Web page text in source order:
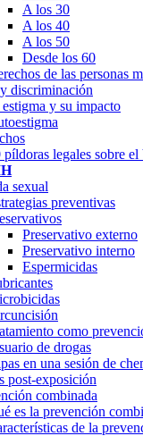
A los 30
A los 40
A los 50
Desde los 60
de las personas
discriminación
y su impacto
píldoras legales sobre
sexual
preventivas
Preservativo externo
Preservativo interno
Espermicidas
como
de drogas
en una sesión de
post-exposición
combinada
es la prevención
de la